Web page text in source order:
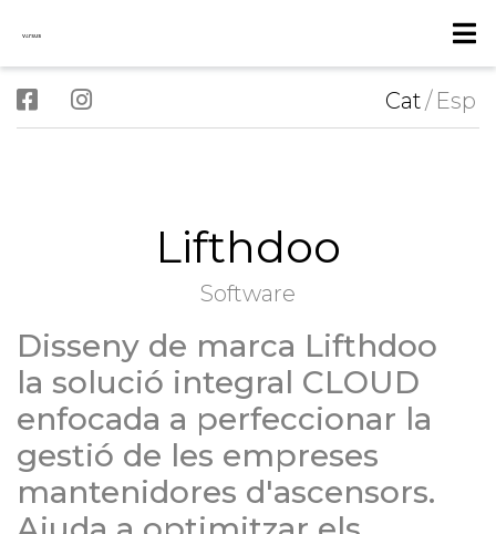
Cat/ Esp
Lifthdoo
Software
Disseny de marca Lifthdoo
la solució integral CLOUD
enfocada a perfeccionar la
gestió de les empreses
mantenidores d'ascensors.